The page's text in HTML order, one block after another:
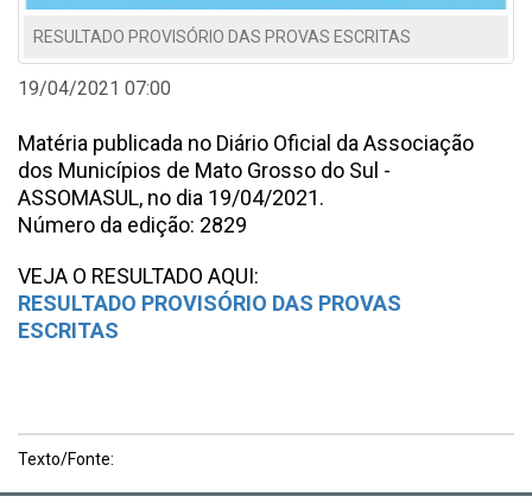
RESULTADO PROVISÓRIO DAS PROVAS ESCRITAS
19/04/2021 07:00
Matéria publicada no Diário Oficial da Associação
dos Municípios de Mato Grosso do Sul -
ASSOMASUL, no dia 19/04/2021.
Número da edição: 2829
VEJA O RESULTADO AQUI:
RESULTADO PROVISÓRIO DAS PROVAS
ESCRITAS
Texto/Fonte: